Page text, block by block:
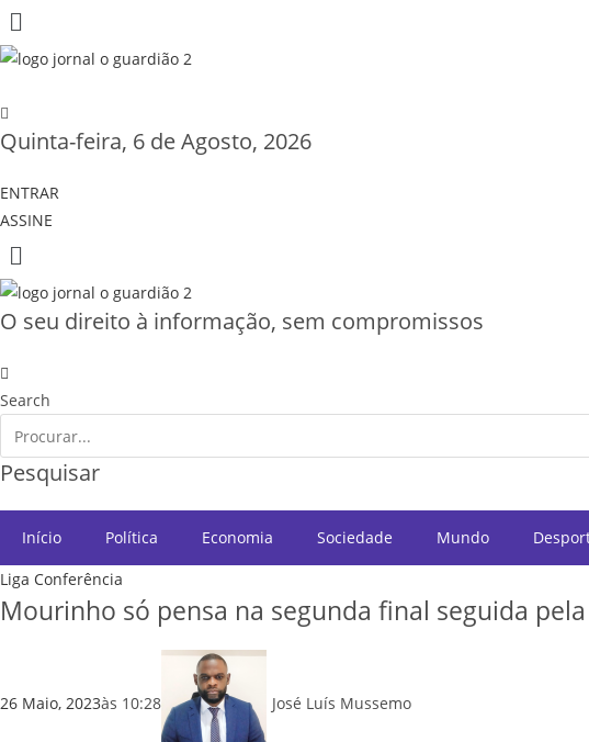
Quinta-feira, 6 de Agosto, 2026
ENTRAR
ASSINE
O seu direito à informação, sem compromissos
Search
Pesquisar
Início Política Economia Sociedade Mundo
Liga Conferência
Mourinho só pensa na segunda final seguida
26 Maio, 2023às 10:28 José Luís Mussemo